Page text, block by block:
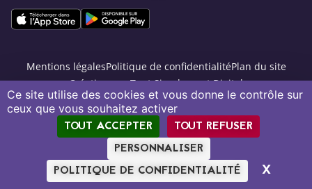
Ce site utilise des cookies et vous donne le contrôle sur
ceux que vous souhaitez activer
TOUT ACCEPTER
TOUT REFUSER
PERSONNALISER
POLITIQUE DE CONFIDENTIALITÉ
X
Mentions légalesPolitique de confidentialitéPlan du site
Création par Tout Simplement Digital